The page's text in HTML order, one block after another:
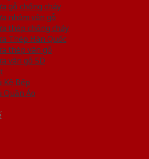
gỗ chống cháy
nhôm vân gỗ
thép chống cháy
Thép Hàn Quốc
thép vân gỗ
vân gỗ 5D
Kệ Bếp
Quần Áo